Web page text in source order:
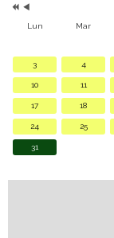
Lun Mar
3 4
10 11
17 18
24 25
31